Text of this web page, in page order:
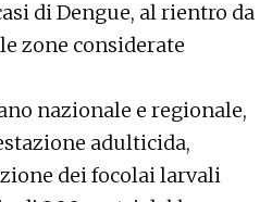
di Dengue, al rientro da
zone considerate
nazionale e regionale,
adulticida,
dei focolai larvali